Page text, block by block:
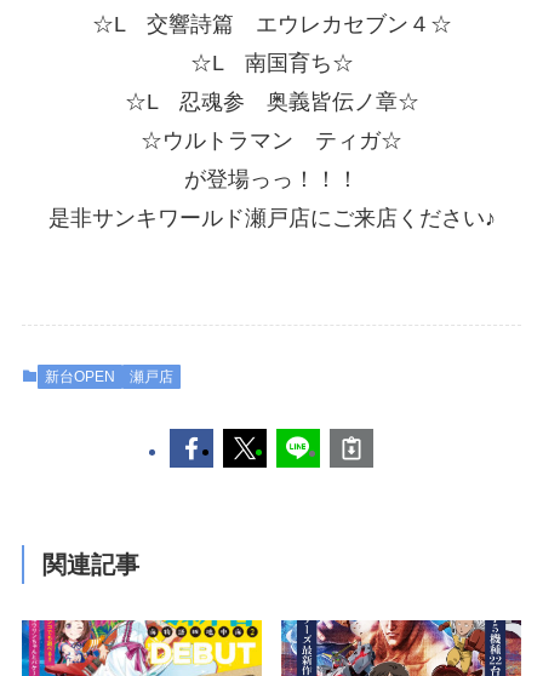
☆L 交響詩篇 エウレカセブン４☆
☆L 南国育ち☆
☆L 忍魂参 奥義皆伝ノ章☆
☆ウルトラマン ティガ☆
が登場っっ！！！
是非サンキワールド瀬戸店にご来店ください♪
新台OPEN 瀬戸店
関連記事